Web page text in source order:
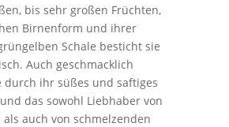
bis sehr großen Früchten,
Birnenform und ihrer
Schale besticht sie
Auch geschmacklich
durch ihr süßes und saftiges
das sowohl Liebhaber von
auch von schmelzenden